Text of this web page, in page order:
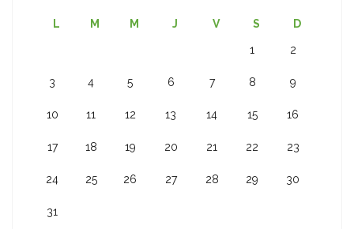
L M M J V S D
1 2
3 4 5 6 7 8 9
10 11 12 13 14 15 16
17 18 19 20 21 22 23
24 25 26 27 28 29 30
31